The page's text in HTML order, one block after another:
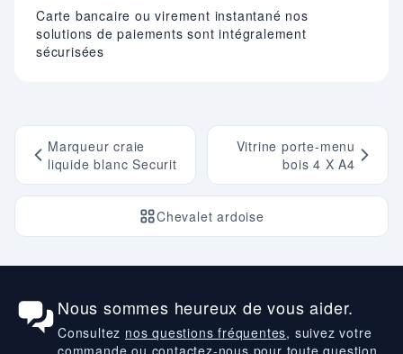
Carte bancaire ou virement instantané nos
solutions de paiements sont intégralement
sécurisées
Marqueur craie
liquide blanc Securit
Chevalet ardoise
Vitrine porte-menu
bois 4 X A4
Nous sommes heureux de vous aider.
Consultez nos questions fréquentes, suivez votre
commande ou contactez-nous pour toute question